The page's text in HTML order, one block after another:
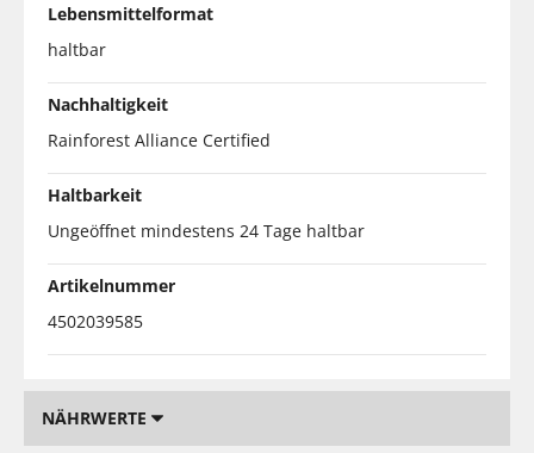
Lebensmittelformat
haltbar
Nachhaltigkeit
Rainforest Alliance Certified
Haltbarkeit
Ungeöffnet mindestens 24 Tage haltbar
Artikelnummer
4502039585
NÄHRWERTE